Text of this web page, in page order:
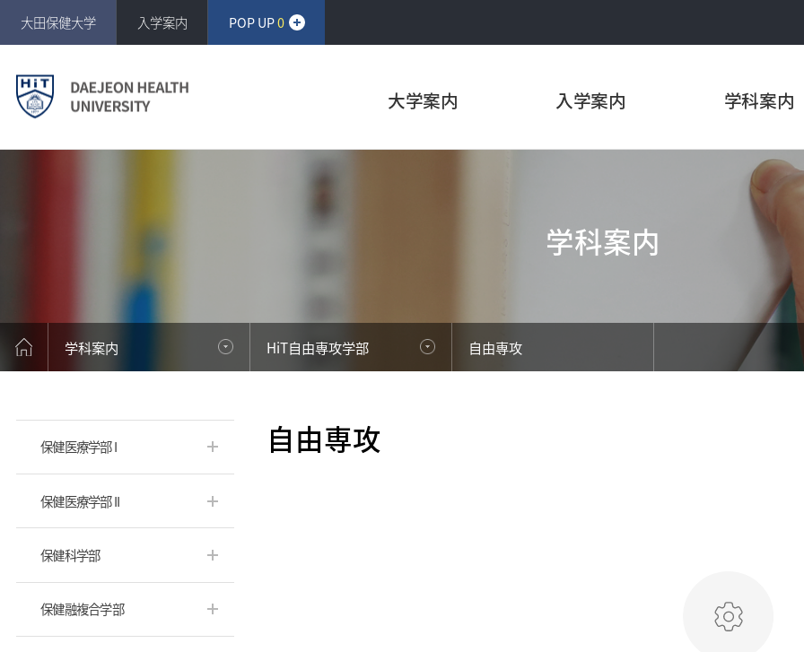
건너뛰기
大田保健大学 入学案内 POP UP0
大学案内 入学案内 学科案内
学科案内
学科案内 HiT自由専攻学部 自由専攻
保健医療学部 I
保健医療学部 II
保健科学部
保健融複合学部
自由専攻